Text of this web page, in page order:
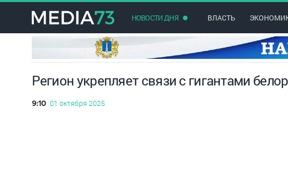
НОВОСТИ ДНЯ ВЛАСТЬ
Регион укрепляет связи с гигантами
9:10 01 октября 2025